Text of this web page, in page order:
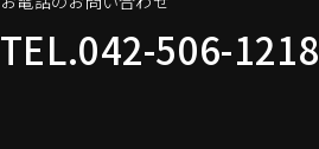
TEL.042-506-1218